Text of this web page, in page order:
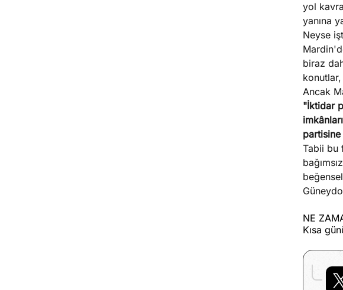
yol
yanına
Neyse
biraz
Ancak
"İktidar
Tabii bu
NE
Kısa